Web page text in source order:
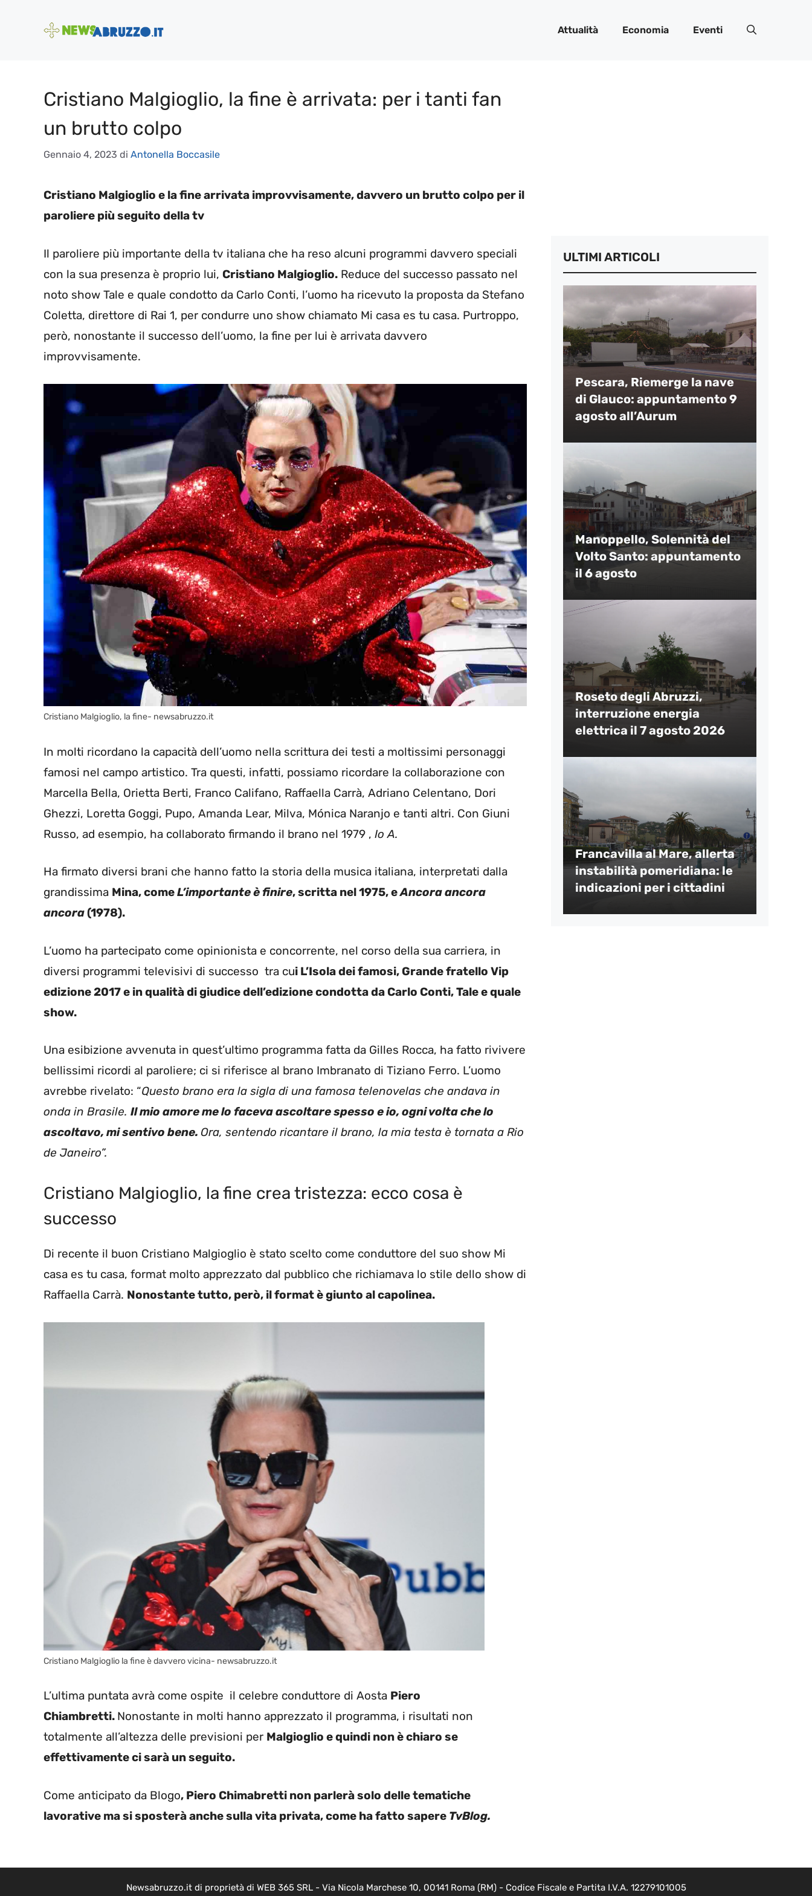
Attualità Economia Eventi
Cristiano Malgioglio, la fine è arrivata: per i tanti fan
un brutto colpo
Gennaio 4, 2023 di Antonella Boccasile
Cristiano Malgioglio e la fine arrivata improvvisamente, davvero un brutto colpo per il
paroliere più seguito della tv
Il paroliere più importante della tv italiana che ha reso alcuni programmi davvero speciali
con la sua presenza è proprio lui, Cristiano Malgioglio. Reduce del successo passato nel
noto show Tale e quale condotto da Carlo Conti, l’uomo ha ricevuto la proposta da Stefano
Coletta, direttore di Rai 1, per condurre uno show chiamato Mi casa es tu casa. Purtroppo,
però, nonostante il successo dell’uomo, la fine per lui è arrivata davvero
improvvisamente.
Cristiano Malgioglio, la fine- newsabruzzo.it
In molti ricordano la capacità dell’uomo nella scrittura dei testi a moltissimi personaggi
famosi nel campo artistico. Tra questi, infatti, possiamo ricordare la collaborazione con
Marcella Bella, Orietta Berti, Franco Califano, Raffaella Carrà, Adriano Celentano, Dori
Ghezzi, Loretta Goggi, Pupo, Amanda Lear, Milva, Mónica Naranjo e tanti altri. Con Giuni
Russo, ad esempio, ha collaborato firmando il brano nel 1979 , Io A.
Ha firmato diversi brani che hanno fatto la storia della musica italiana, interpretati dalla
grandissima Mina, comeL’importante è finire, scritta nel 1975, eAncora ancora
ancora(1978).
L’uomo ha partecipato come opinionista e concorrente, nel corso della sua carriera, in
diversi programmi televisivi di successo tra cui L’Isola dei famosi, Grande fratello Vip
edizione 2017 e in qualità di giudice dell’edizione condotta da Carlo Conti, Tale e quale
show.
Una esibizione avvenuta in quest’ultimo programma fatta da Gilles Rocca, ha fatto rivivere
bellissimi ricordi al paroliere; ci si riferisce al brano Imbranato di Tiziano Ferro. L’uomo
avrebbe rivelato: “Questo brano era la sigla di una famosa telenovelas che andava in
onda in Brasile. Il mio amore me lo faceva ascoltare spesso e io, ogni volta che lo
ascoltavo, mi sentivo bene. Ora, sentendo ricantare il brano, la mia testa è tornata a Rio
de Janeiro”.
Cristiano Malgioglio, la fine crea tristezza: ecco cosa è
successo
Di recente il buon Cristiano Malgioglio è stato scelto come conduttore del suo show Mi
casa es tu casa, format molto apprezzato dal pubblico che richiamava lo stile dello show di
Raffaella Carrà. Nonostante tutto, però, il format è giunto al capolinea.
Cristiano Malgioglio la fine è davvero vicina- newsabruzzo.it
L’ultima puntata avrà come ospite il celebre conduttore di Aosta Piero
Chiambretti. Nonostante in molti hanno apprezzato il programma, i risultati non
totalmente all’altezza delle previsioni per Malgioglio e quindi non è chiaro se
effettivamente ci sarà un seguito.
Come anticipato da Blogo, Piero Chimabretti non parlerà solo delle tematiche
lavorative ma si sposterà anche sulla vita privata, come ha fatto sapere TvBlog.
ULTIMI ARTICOLI
Pescara, Riemerge la nave
di Glauco: appuntamento 9
agosto all’Aurum
Manoppello, Solennità del
Volto Santo: appuntamento
il 6 agosto
Roseto degli Abruzzi,
interruzione energia
elettrica il 7 agosto 2026
Francavilla al Mare, allerta
instabilità pomeridiana: le
indicazioni per i cittadini
Newsabruzzo.it di proprietà di WEB 365 SRL - Via Nicola Marchese 10, 00141 Roma (RM) - Codice Fiscale e Partita I.V.A. 12279101005